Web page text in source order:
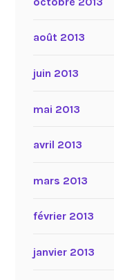
août 2013
juin 2013
mai 2013
avril 2013
mars 2013
février 2013
janvier 2013